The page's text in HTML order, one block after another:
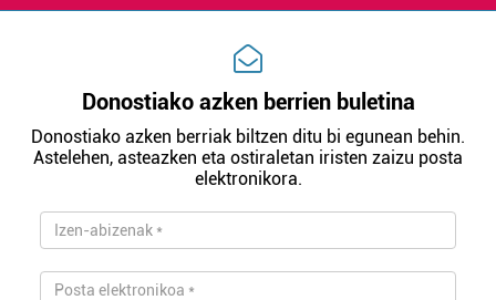
Donostiako azken berrien buletina
Donostiako azken berriak biltzen ditu bi egunean behin.
Astelehen, asteazken eta ostiraletan iristen zaizu posta
elektronikora.